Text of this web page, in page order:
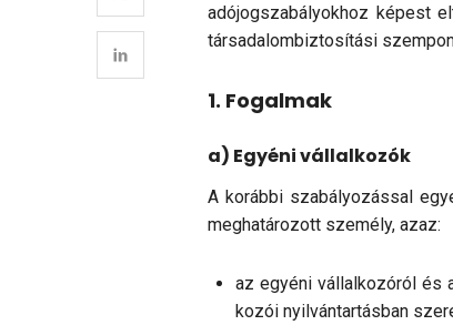
adójogszabályokhoz ké­pest
társadalombiztosítási
1. Fogalmak
a) Egyéni vállalkozók
A korábbi szabályozással
meg­ha­tározott személy, azaz:
az egyéni vállalkozóról és
kozói nyilvántartásban